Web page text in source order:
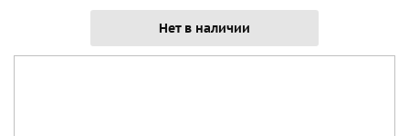
Нет в наличии